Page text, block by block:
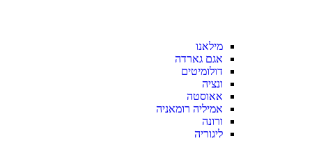
מילאנו
אגם גארדה
דולומיטים
ונציה
אאוסטה
אמיליה רומאניה
ורונה
ליגוריה